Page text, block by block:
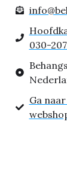
030-
Ga